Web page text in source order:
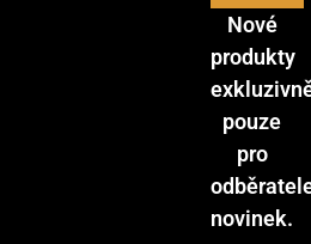
Nové
produkty
pouze
pro
novinek.